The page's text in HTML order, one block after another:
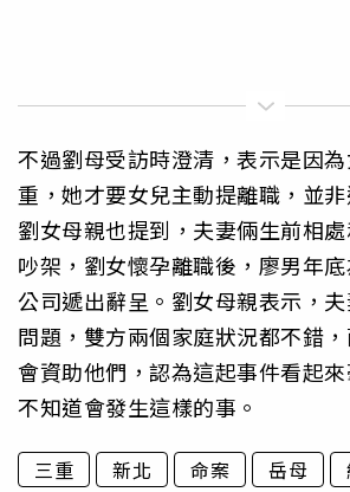
不過劉母受訪時澄清，表示是因
重，她才要女兒主動提離職，並非
劉女母親也提到，夫妻倆生前相
吵架，劉女懷孕離職後，廖男年
公司遞出辭呈。劉女母親表示，
問題，雙方兩個家庭狀況都不錯
會資助他們，認為這起事件看起
不知道會發生這樣的事。
三重 新北 命案 岳母